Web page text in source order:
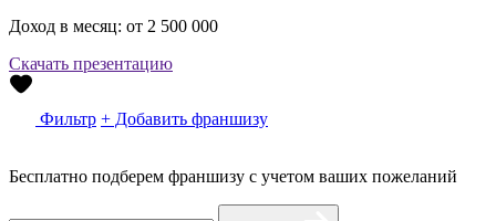
Доход в месяц: от 2 500 000
Скачать презентацию
Фильтр + Добавить франшизу
Бесплатно подберем франшизу с учетом ваших пожеланий